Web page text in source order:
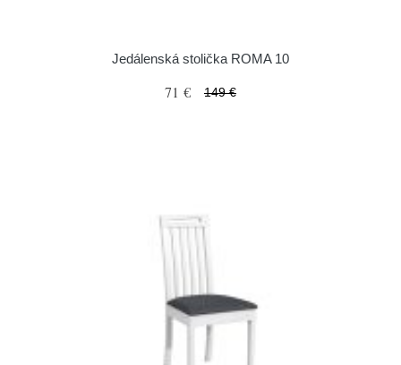
Jedálenská stolička ROMA 10
71 € 149 €